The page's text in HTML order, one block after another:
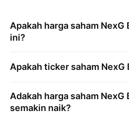
Apakah harga saham NexG
ini?
Apakah ticker saham NexG
Adakah harga saham NexG
semakin naik?